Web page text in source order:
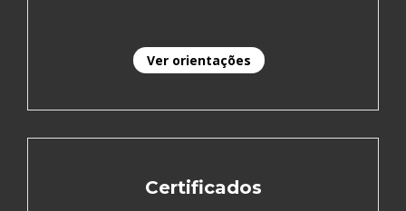
Ver orientações
Certificados